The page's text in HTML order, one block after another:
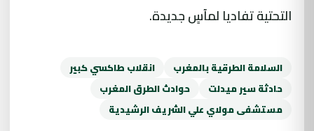
التحتية تفاديا لمآسٍ جديدة.
السلامة الطرقية بالمغرب
انقلاب طاكسي كبير
حادثة سير ميدلت
حوادث الطرق المغرب
مستشفى مولاي علي الشريف الرشيدية